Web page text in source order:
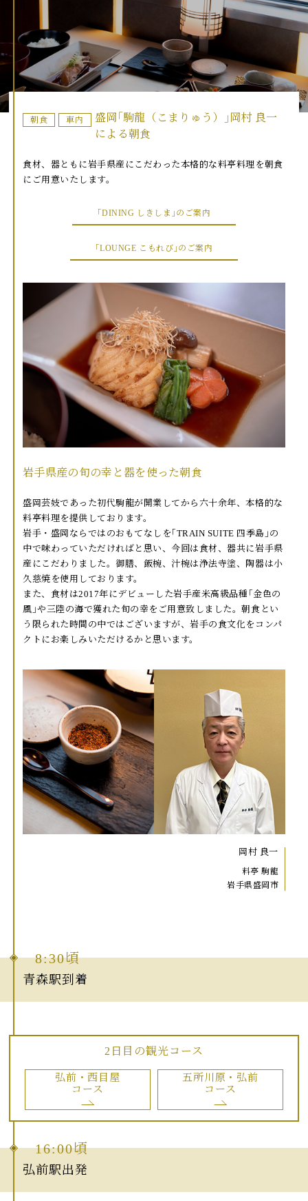
朝食 車内
盛岡｢駒龍（こまりゅう）｣岡村 良一
による朝食
食材、器ともに岩手県産にこだわった本格的な料亭料理を朝食
にご用意いたします。
｢DINING しきしま｣のご案内
｢LOUNGE こもれび｣のご案内
岩手県産の旬の幸と器を使った朝食
盛岡芸妓であった初代駒龍が開業してから六十余年、本格的な
料亭料理を提供しております。
岩手・盛岡ならではのおもてなしを｢TRAIN SUITE 四季島｣の
中で味わっていただければと思い、今回は食材、器共に岩手県
産にこだわりました。御膳、飯椀、汁椀は浄法寺塗、陶器は小
久慈焼を使用しております。
また、食材は2017年にデビューした岩手産米高級品種｢金色の
風｣や三陸の海で獲れた旬の幸をご用意致しました。朝食とい
う限られた時間の中ではございますが、岩手の食文化をコンパ
クトにお楽しみいただけるかと思います。
岡村 良一
料亭 駒龍
岩手県盛岡市
8:30頃
青森駅到着
2日目の観光コース
弘前・西目屋
コース
五所川原・弘前
コース
16:00頃
弘前駅出発